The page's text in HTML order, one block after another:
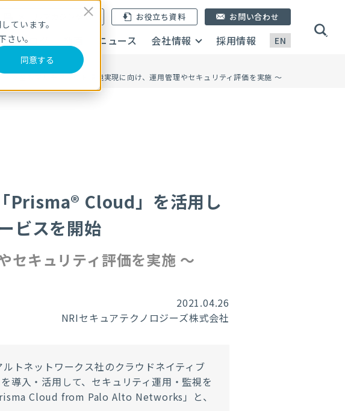
ています。
い。
同意する
EN
メールマガジン登録 お役立ち資料
ブログ ニュース 会社情報 採用情報
お問い合わせ
安全なマルチクラウド環境実現に向け、運用管理やセキュリティ評価を実施 〜
Prisma® Cloud」を活用し
ビスを開始
セキュリティ評価を実施 〜
2021.04.26
NRIセキュアテクノロジーズ株式会社
トネットワークス社のクラウドネイティブ
導入・活用して、セキュリティ運用・監視を
Cloud from Palo Alto Networks」と、